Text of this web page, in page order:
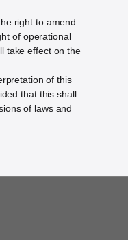
right to amend
of operational
take effect on the
of this
that this shall
of laws and